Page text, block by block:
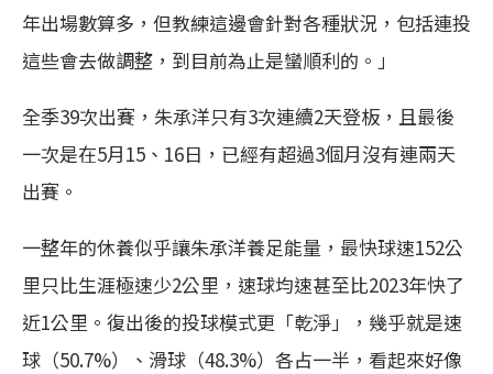
年出場數算多，但教練這邊會針對各種狀況，包括連投
這些會去做調整，到目前為止是蠻順利的。」
全季39次出賽，朱承洋只有3次連續2天登板，且最後
一次是在5月15、16日，已經有超過3個月沒有連兩天
出賽。
一整年的休養似乎讓朱承洋養足能量，最快球速152公
里只比生涯極速少2公里，速球均速甚至比2023年快了
近1公里。復出後的投球模式更「乾淨」，幾乎就是速
球（50.7%）、滑球（48.3%）各占一半，看起來好像